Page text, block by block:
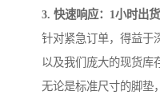
3. 快速响应：1小时出
针对紧急订单，得益于
以及我们庞大的现货库
无论是标准尺寸的脚垫